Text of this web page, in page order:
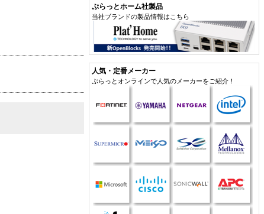
ぷらっとホーム社製品
当社ブランドの製品情報はこちら
人気・定番メーカー
ぷらっとオンラインで人気のメーカーをご紹介！